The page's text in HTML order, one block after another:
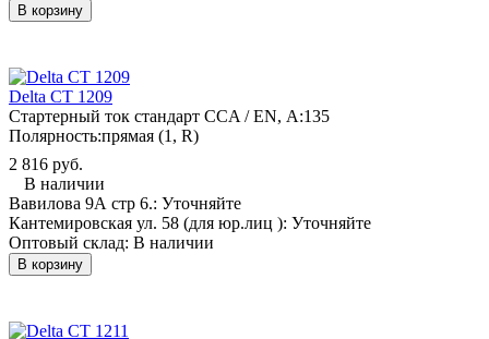
В корзину
Delta CT 1209
Стартерный ток стандарт CCA / EN, А:135
Полярность:прямая (1, R)
2 816 руб.
В наличии
Вавилова 9А стр 6.: Уточняйте
Кантемировская ул. 58 (для юр.лиц ): Уточняйте
Оптовый склад: В наличии
В корзину